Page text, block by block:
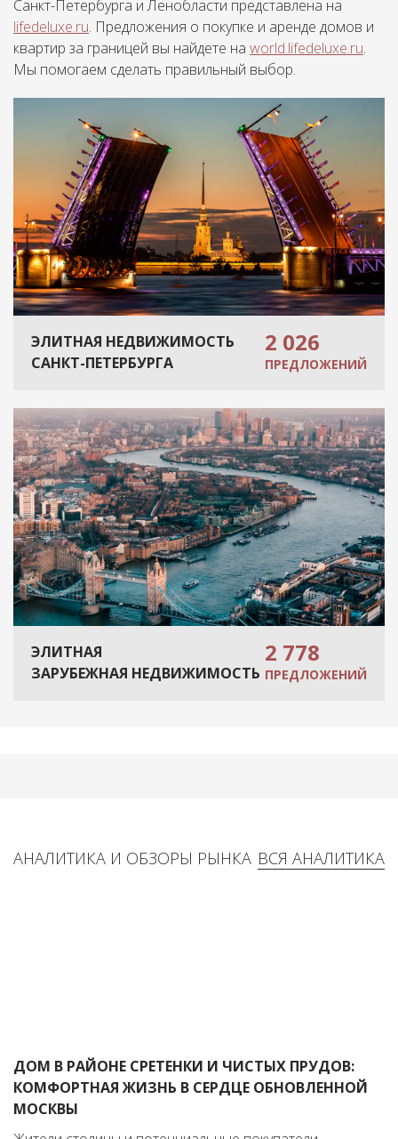
Санкт-Петербурга и Ленобласти представлена на
lifedeluxe.ru. Предложения о покупке и аренде домов и
квартир за границей вы найдете на world.lifedeluxe.ru.
Мы помогаем сделать правильный выбор.
ЭЛИТНАЯ НЕДВИЖИМОСТЬ
САНКТ-ПЕТЕРБУРГА
2 026
ПРЕДЛОЖЕНИЙ
ЭЛИТНАЯ
ЗАРУБЕЖНАЯ НЕДВИЖИМОСТЬ
2 778
ПРЕДЛОЖЕНИЙ
ВСЯ АНАЛИТИКА
АНАЛИТИКА И ОБЗОРЫ РЫНКА
ДОМ В РАЙОНЕ СРЕТЕНКИ И ЧИСТЫХ ПРУДОВ:
КОМФОРТНАЯ ЖИЗНЬ В СЕРДЦЕ ОБНОВЛЕННОЙ
МОСКВЫ